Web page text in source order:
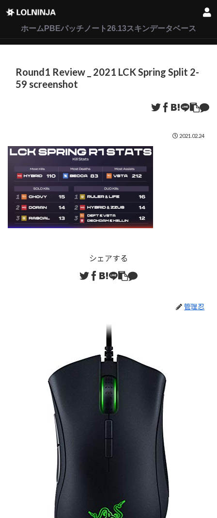
ホーム PBEパッチノート26.13スキンデータベース
Round1 Review _ 2021 LCK Spring Split 2-
59 screenshot
2021.02.24
シェアする
管理忍